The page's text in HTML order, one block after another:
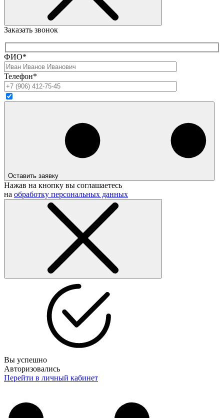
Заказать звонок
ФИО*
Телефон*
Оставить заявку
Нажав на кнопку вы соглашаетесь
на обработку персональных данных
Вы успешно
Авторизовались
Перейти в личный кабинет